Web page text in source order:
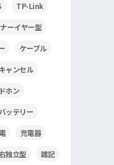
TP-Link
ーイヤー型
ケーブル
ャンセル
ホン
ッテリー
充電器
独立型 雑記